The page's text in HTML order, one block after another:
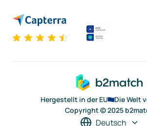
Hergestellt in der EU
Die Welt
Copyright © 2025
Deutsch